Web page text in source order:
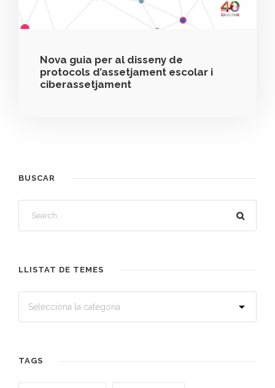
Nova guia per al disseny de
protocols d’assetjament escolar i
ciberassetjament
BUSCAR
LLISTAT DE TEMES
TAGS